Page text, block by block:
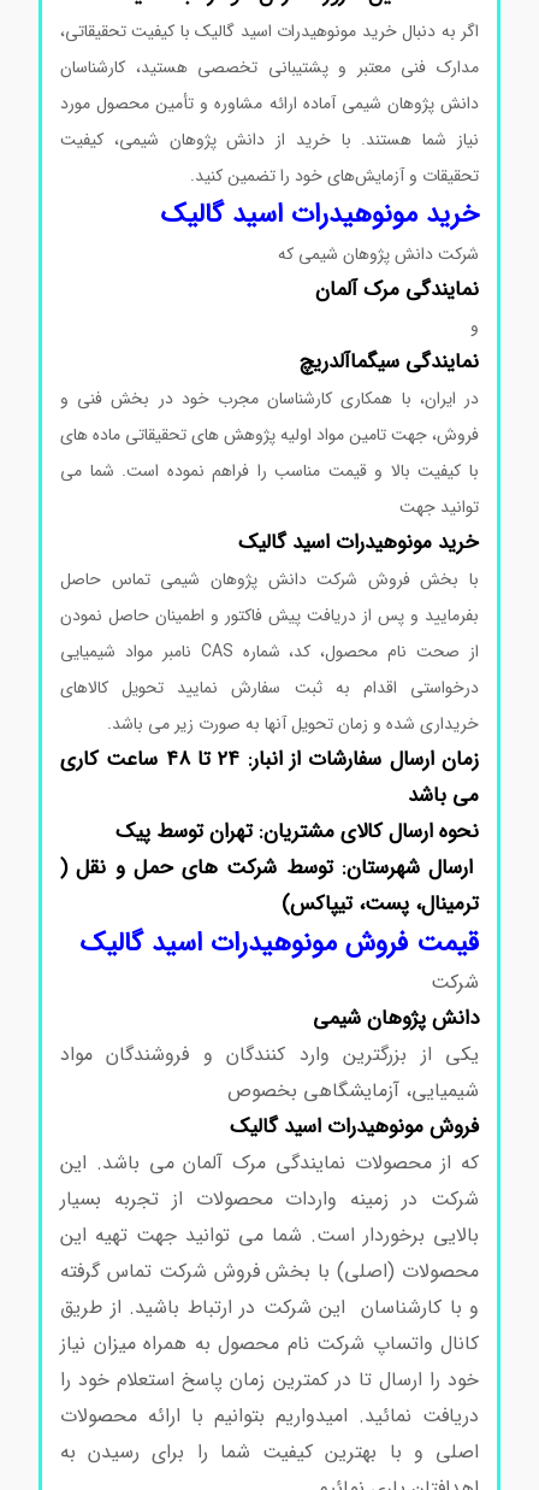
اگر به دنبال خرید مونوهیدرات اسید گالیک با کیفیت تحقیقاتی،
مدارک فنی معتبر و پشتیبانی تخصصی هستید، کارشناسان
دانش پژوهان شیمی آماده ارائه مشاوره و تأمین محصول مورد
نیاز شما هستند. با خرید از دانش پژوهان شیمی، کیفیت
تحقیقات و آزمایش‌های خود را تضمین کنید.
خرید مونوهیدرات اسید گالیک
شرکت دانش پژوهان شیمی که
نمایندگیمرکآلمان
نمایندگیسیگماآلدریچ
در ایران، با همکاری کارشناسان مجرب خود در بخش فنی و
فروش، جهت تامین مواد اولیه پژوهش های تحقیقاتی ماده های
با کیفیت بالا و قیمت مناسب را فراهم نموده است. شما می
توانید جهت
خرید مونوهیدرات اسید گالیک
با بخش فروش شرکت دانش پژوهان شیمی تماس حاصل
بفرمایید و پس از دریافت پیش فاکتور و اطمینان حاصل نمودن
از صحت نام محصول، کد، شماره CAS نامبر مواد شیمیایی
درخواستی اقدام به ثبت سفارش نمایید تحویل کالاهای
خریداری شده و زمان تحویل آنها به صورت زیر می باشد.
زمان ارسال سفارشات از انبار: ۲۴ تا ۴۸ ساعت کاری
می باشد
نحوه ارسال کالای مشتریان: تهران توسط پیک
ارسال شهرستان: توسط شرکت های حمل و نقل (
ترمینال، پست، تیپاکس)
قیمت فروش مونوهیدرات اسید گالیک
شرکت
دانش پژوهان شیمی
یکی از بزرگترین وارد کنندگان و فروشندگان مواد
شیمیایی، آزمایشگاهی بخصوص
فروش مونوهیدرات اسید گالیک
که از محصولات نمایندگی مرک آلمان می باشد. این
شرکت در زمینه واردات محصولات از تجربه بسیار
بالایی برخوردار است. شما می توانید جهت تهیه این
محصولات (اصلی) با بخش فروش شرکت تماس گرفته
و با کارشناسان این شرکت در ارتباط باشید. از طریق
کانال واتساپ شرکت نام محصول به همراه میزان نیاز
خود را ارسال تا در کمترین زمان پاسخ استعلام خود را
دریافت نمائید. امیدواریم بتوانیم با ارائه محصولات
اصلی و با بهترین کیفیت شما را برای رسیدن به